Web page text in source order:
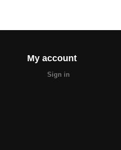
My account
Sign in